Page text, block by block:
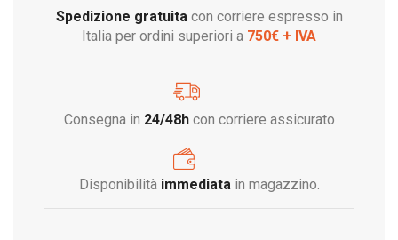
Spedizione gratuitacon corriere espresso in
Italia per ordini superiori a 750€ + IVA
Consegna in 24/48hcon corriere assicurato
Disponibilità immediatain magazzino.